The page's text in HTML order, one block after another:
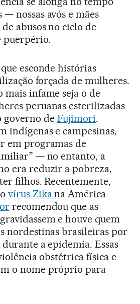
nossas avós e mães
abusos no ciclo de
puerpério.
esconde histórias
forçada de mulheres.
mais infame seja o de
peruanas esterilizadas
governo de Fujimori.
indígenas e campesinas,
em programas de
— no entanto, a
era reduzir a pobreza,
filhos. Recentemente,
vírus Zikana América
recomendou que as
e houve quem
nordestinas brasileiras por
a epidemia. Essas
obstétrica física e
o nome próprio para